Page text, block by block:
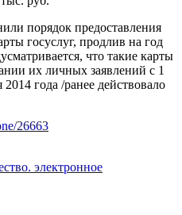
порядок предоставления
госуслуг, продлив на год
что такие карты
их личных заявлений с 1
года /ранее действовало
26663
электронное